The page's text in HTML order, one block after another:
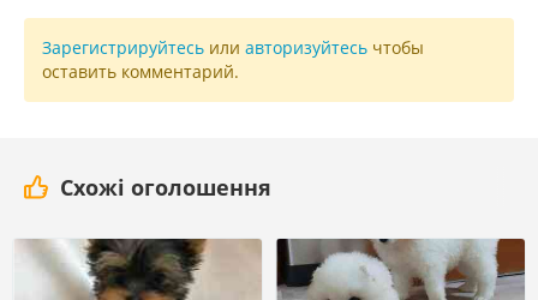
Зарегистрируйтесь или авторизуйтесь чтобы
оставить комментарий.
Схожі оголошення